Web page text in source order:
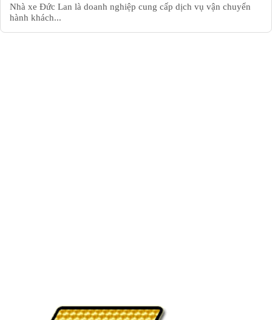
Nhà xe Đức Lan là doanh nghiệp cung cấp dịch vụ vận chuyển
hành khách...